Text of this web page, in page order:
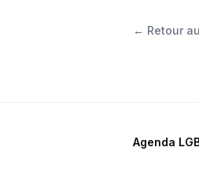
← Retour
Agenda